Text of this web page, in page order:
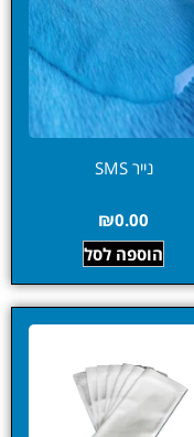
נייר SMS
₪0.00
הוספה לסל